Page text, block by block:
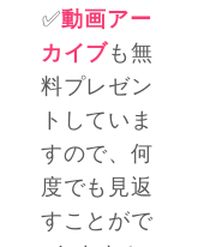
✅動画アー
カイブ も無
料プレゼン
トしていま
すので、何
度でも見返
すことがで